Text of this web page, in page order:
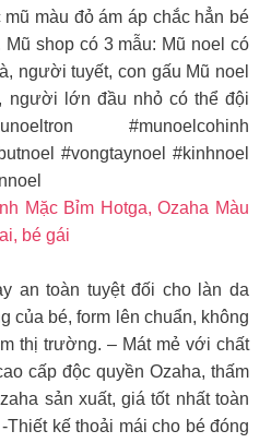
màu đỏ ám áp chắc hẳn bé
shop có 3 mẫu: Mũ noel có
người tuyết, con gấu Mũ noel
người lớn đầu nhỏ có thể đội
#munoelcohinh
#vongtaynoel #kinhnoel
Mặc Bỉm Hotga, Ozaha Màu
bé gái
an toàn tuyệt đối cho làn da
của bé, form lên chuẩn, không
thị trường. – Mát mẻ với chất
cấp độc quyền Ozaha, thấm
sản xuất, giá tốt nhất toàn
Thiết kế thoải mái cho bé đóng